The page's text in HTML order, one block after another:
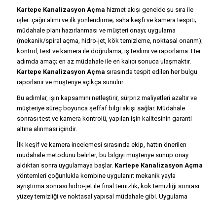
Kartepe Kanalizasyon Açma hizmet akışı genelde şu sıra ile
işler: çağrı alımı ve ilk yönlendirme; saha keşfi ve kamera tespiti;
müdahale planı hazırlanması ve müşteri onayı; uygulama
(mekanik/spiral açma, hidro-jet, kök temizleme, noktasal onarım);
kontrol, test ve kamera ile doğrulama; iş teslimi ve raporlama. Her
adımda amaç; en az müdahale ile en kalıcı sonuca ulaşmaktır.
Kartepe Kanalizasyon Açma sırasında tespit edilen her bulgu
raporlanır ve müşteriye açıkça sunulur.
Bu adımlar, işin kapsamını netleştirir, sürpriz maliyetleri azaltır ve
müşteriye süreç boyunca şeffaf bilgi akışı sağlar. Müdahale
sonrası test ve kamera kontrolü, yapılan işin kalitesinin garanti
altına alınması içindir.
İlk keşif ve kamera incelemesi sırasında ekip, hattın önerilen
müdahale metodunu belirler; bu bilgiyi müşteriye sunup onay
aldıktan sonra uygulamaya başlar. Kartepe Kanalizasyon Açma
yöntemleri çoğunlukla kombine uygulanır: mekanik yayla
ayrıştırma sonrası hidro-jet ile final temizlik; kök temizliği sonrası
yüzey temizliği ve noktasal yapısal müdahale gibi. Uygulama